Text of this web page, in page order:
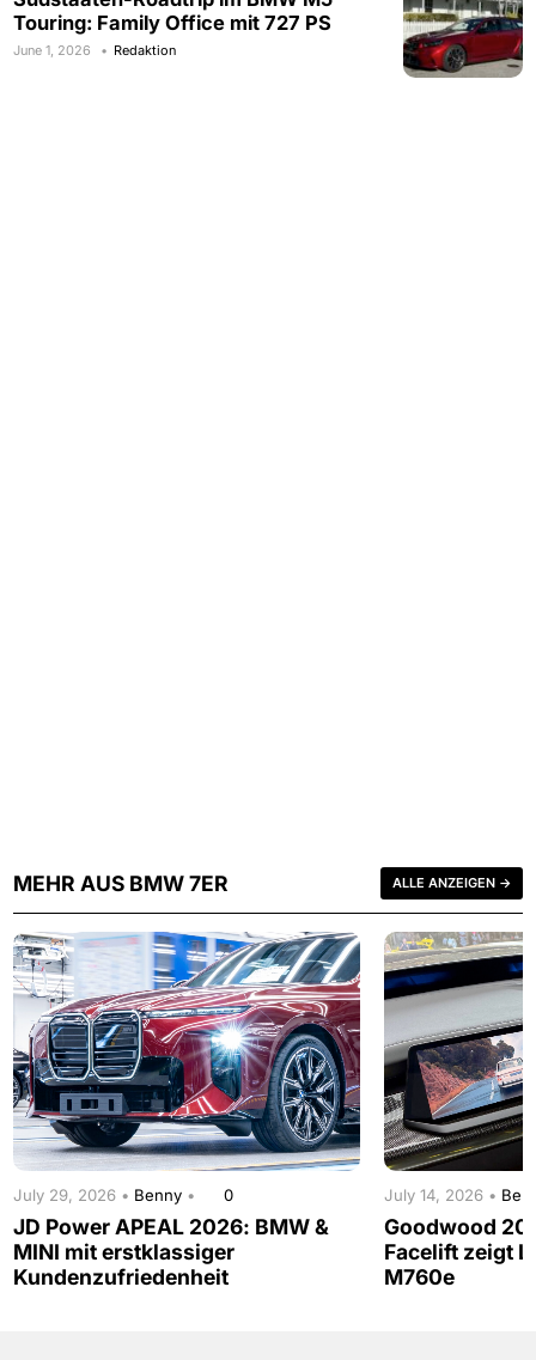
Touring: Family Office mit 727 PS
June 1, 2026 Redaktion
MEHR AUS BMW 7ER ALLE ANZEIGEN →
July 29, 2026 • Benny • 0
JD Power APEAL 2026: BMW &
MINI mit erstklassiger
Kundenzufriedenheit
July 14, 2026 •
Goodwood
Facelift zeigt
M760e